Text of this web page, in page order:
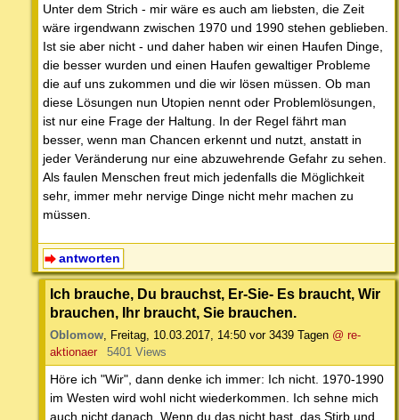
Unter dem Strich - mir wäre es auch am liebsten, die Zeit
wäre irgendwann zwischen 1970 und 1990 stehen geblieben.
Ist sie aber nicht - und daher haben wir einen Haufen Dinge,
die besser wurden und einen Haufen gewaltiger Probleme
die auf uns zukommen und die wir lösen müssen. Ob man
diese Lösungen nun Utopien nennt oder Problemlösungen,
ist nur eine Frage der Haltung. In der Regel fährt man
besser, wenn man Chancen erkennt und nutzt, anstatt in
jeder Veränderung nur eine abzuwehrende Gefahr zu sehen.
Als faulen Menschen freut mich jedenfalls die Möglichkeit
sehr, immer mehr nervige Dinge nicht mehr machen zu
müssen.
antworten
Ich brauche, Du brauchst, Er-Sie- Es braucht, Wir
brauchen, Ihr braucht, Sie brauchen.
Oblomow Freitag, 10.03.2017, 14:50 vor 3439 Tagen @ re-
aktionaer
5401 Views
Höre ich "Wir", dann denke ich immer: Ich nicht. 1970-1990
im Westen wird wohl nicht wiederkommen. Ich sehne mich
auch nicht danach. Wenn du das nicht hast, das Stirb und